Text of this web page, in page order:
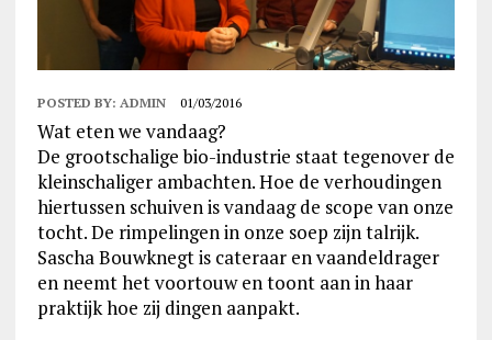
POSTED BY: ADMIN 01/03/2016
Wat eten we vandaag?
De grootschalige bio-industrie staat tegenover de
kleinschaliger ambachten. Hoe de verhoudingen
hiertussen schuiven is vandaag de scope van onze
tocht. De rimpelingen in onze soep zijn talrijk.
Sascha Bouwknegt is cateraar en vaandeldrager
en neemt het voortouw en toont aan in haar
praktijk hoe zij dingen aanpakt.